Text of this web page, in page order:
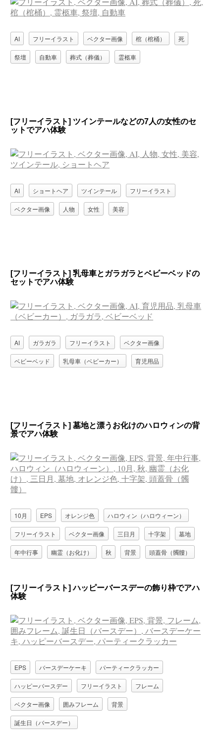
AI フリーイラスト ベクター画像 棺（棺桶） 死
祭壇 自動車 葬式（葬儀） 霊柩車
[フリーイラスト] ツインテールなどの7人の女性のセ
ットでアハ体験
AI ショートヘア ツインテール フリーイラスト
ベクター画像 人物 女性 美容
[フリーイラスト] 乳母車とガラガラとベビーベッドの
セットでアハ体験
AI ガラガラ フリーイラスト ベクター画像
ベビーベッド 乳母車（ベビーカー） 育児用品
[フリーイラスト] 墓地と漂うお化けのハロウィンの背
景でアハ体験
10月 EPS オレンジ色 ハロウィン（ハロウィーン）
フリーイラスト ベクター画像 三日月 十字架 墓地
年中行事 幽霊（お化け） 秋 背景 頭蓋骨（髑髏）
[フリーイラスト] ハッピーバースデーの飾り枠でアハ
体験
EPS バースデーケーキ パーティークラッカー
ハッピーバースデー フリーイラスト フレーム
ベクター画像 囲みフレーム 背景
誕生日（バースデー）